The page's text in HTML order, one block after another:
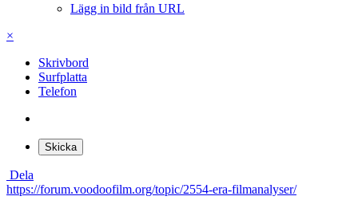
Lägg in bild från URL
×
Skrivbord
Surfplatta
Telefon
Skicka
Dela
https://forum.voodoofilm.org/topic/2554-era-filmanalyser/